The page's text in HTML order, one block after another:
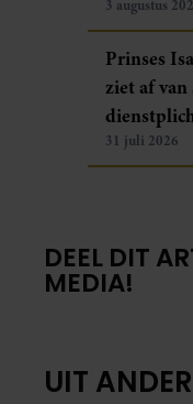
3 augustus
Prinses
ziet af
31 juli 2026
DEEL DIT
MEDIA!
UIT